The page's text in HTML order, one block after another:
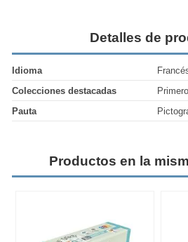
Detalles de
Idioma
Colecciones destacadas
Pauta
Productos en la